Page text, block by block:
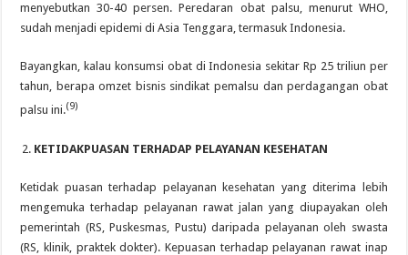
menyebutkan 30-40 persen. Peredaran obat palsu, menurut WHO,
sudah menjadi epidemi di Asia Tenggara, termasuk Indonesia.
Bayangkan, kalau konsumsi obat di Indonesia sekitar Rp 25 triliun per
tahun, berapa omzet bisnis sindikat pemalsu dan perdagangan obat
palsu ini.(9)
KETIDAKPUASAN TERHADAP PELAYANAN KESEHATAN
Ketidak puasan terhadap pelayanan kesehatan yang diterima lebih
mengemuka terhadap pelayanan rawat jalan yang diupayakan oleh
pemerintah (RS, Puskesmas, Pustu) daripada pelayanan oleh swasta
(RS, klinik, praktek dokter). Kepuasan terhadap pelayanan rawat inap